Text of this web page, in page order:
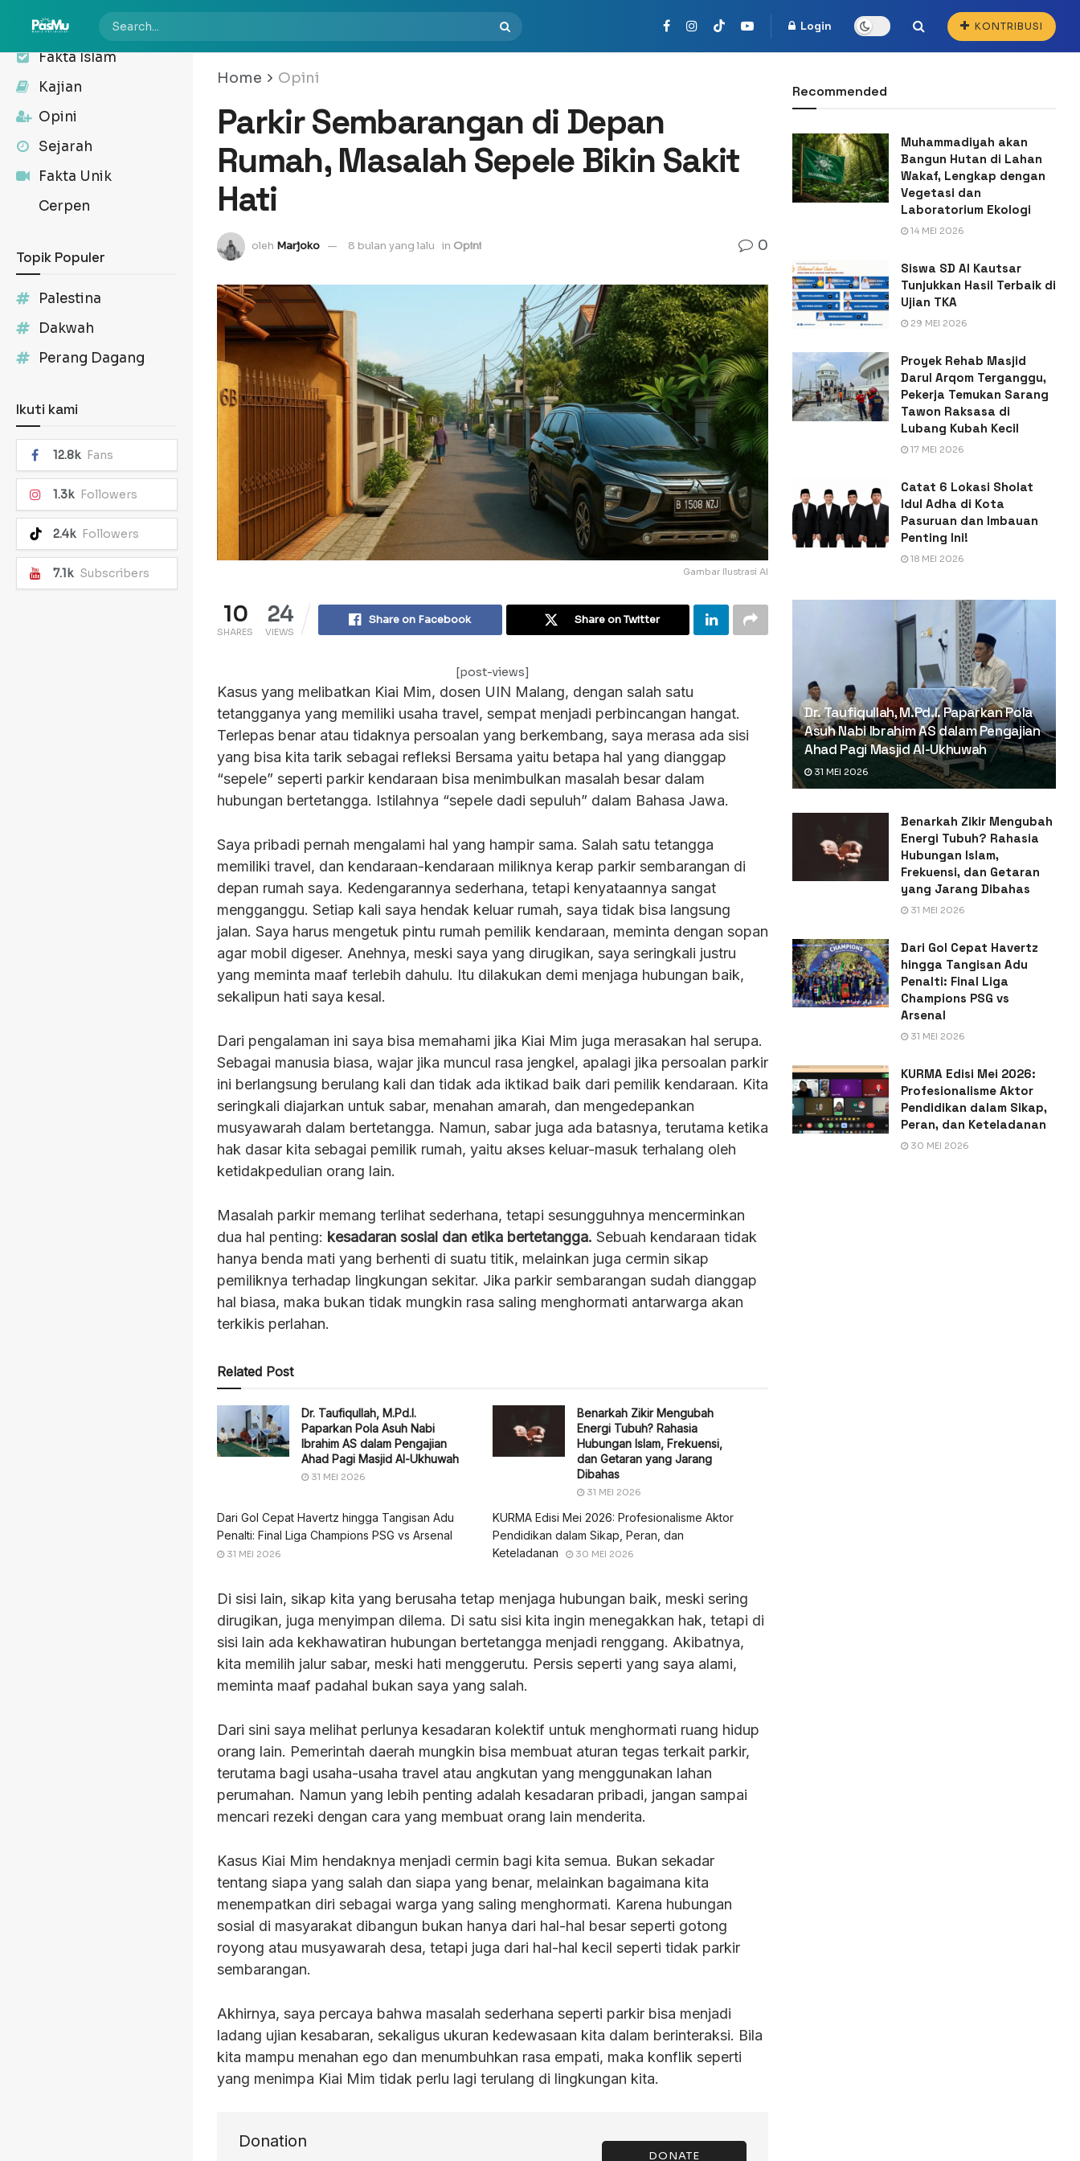
Kabar
Fakta Islam
Kajian
Opini
Sejarah
Fakta Unik
Cerpen
Topik Populer
Palestina
Dakwah
Perang Dagang
Ikuti kami
12.8k Fans
1.3k Followers
2.4k Followers
7.1k Subscribers
Login KONTRIBUSI
Home Opini
Parkir Sembarangan di Depan
Rumah, Masalah Sepele Bikin Sakit
Hati
oleh Marjoko 8 bulan yang lalu in Opini 0
Gambar Ilustrasi AI
10
SHARES
24
VIEWS
Share on Facebook Share on Twitter
[post-views]
Kasus yang melibatkan Kiai Mim, dosen UIN Malang, dengan salah satu
tetangganya yang memiliki usaha travel, sempat menjadi perbincangan hangat.
Terlepas benar atau tidaknya persoalan yang berkembang, saya merasa ada sisi
yang bisa kita tarik sebagai refleksi Bersama yaitu betapa hal yang dianggap
“sepele” seperti parkir kendaraan bisa menimbulkan masalah besar dalam
hubungan bertetangga. Istilahnya “sepele dadi sepuluh” dalam Bahasa Jawa.
Saya pribadi pernah mengalami hal yang hampir sama. Salah satu tetangga
memiliki travel, dan kendaraan-kendaraan miliknya kerap parkir sembarangan di
depan rumah saya. Kedengarannya sederhana, tetapi kenyataannya sangat
mengganggu. Setiap kali saya hendak keluar rumah, saya tidak bisa langsung
jalan. Saya harus mengetuk pintu rumah pemilik kendaraan, meminta dengan sopan
agar mobil digeser. Anehnya, meski saya yang dirugikan, saya seringkali justru
yang meminta maaf terlebih dahulu. Itu dilakukan demi menjaga hubungan baik,
sekalipun hati saya kesal.
Dari pengalaman ini saya bisa memahami jika Kiai Mim juga merasakan hal serupa.
Sebagai manusia biasa, wajar jika muncul rasa jengkel, apalagi jika persoalan parkir
ini berlangsung berulang kali dan tidak ada iktikad baik dari pemilik kendaraan. Kita
seringkali diajarkan untuk sabar, menahan amarah, dan mengedepankan
musyawarah dalam bertetangga. Namun, sabar juga ada batasnya, terutama ketika
hak dasar kita sebagai pemilik rumah, yaitu akses keluar-masuk terhalang oleh
ketidakpedulian orang lain.
Masalah parkir memang terlihat sederhana, tetapi sesungguhnya mencerminkan
dua hal penting: kesadaran sosial dan etika bertetangga. Sebuah kendaraan tidak
hanya benda mati yang berhenti di suatu titik, melainkan juga cermin sikap
pemiliknya terhadap lingkungan sekitar. Jika parkir sembarangan sudah dianggap
hal biasa, maka bukan tidak mungkin rasa saling menghormati antarwarga akan
terkikis perlahan.
Related Post
Dr. Taufiqullah, M.Pd.I.
Paparkan Pola Asuh Nabi
Ibrahim AS dalam Pengajian
Ahad Pagi Masjid Al-Ukhuwah
31 MEI 2026
Benarkah Zikir Mengubah
Energi Tubuh? Rahasia
Hubungan Islam, Frekuensi,
dan Getaran yang Jarang
Dibahas
31 MEI 2026
Dari Gol Cepat Havertz hingga Tangisan Adu
Penalti: Final Liga Champions PSG vs Arsenal
31 MEI 2026
KURMA Edisi Mei 2026: Profesionalisme Aktor
Pendidikan dalam Sikap, Peran, dan
Keteladanan
30 MEI 2026
Di sisi lain, sikap kita yang berusaha tetap menjaga hubungan baik, meski sering
dirugikan, juga menyimpan dilema. Di satu sisi kita ingin menegakkan hak, tetapi di
sisi lain ada kekhawatiran hubungan bertetangga menjadi renggang. Akibatnya,
kita memilih jalur sabar, meski hati menggerutu. Persis seperti yang saya alami,
meminta maaf padahal bukan saya yang salah.
Dari sini saya melihat perlunya kesadaran kolektif untuk menghormati ruang hidup
orang lain. Pemerintah daerah mungkin bisa membuat aturan tegas terkait parkir,
terutama bagi usaha-usaha travel atau angkutan yang menggunakan lahan
perumahan. Namun yang lebih penting adalah kesadaran pribadi, jangan sampai
mencari rezeki dengan cara yang membuat orang lain menderita.
Kasus Kiai Mim hendaknya menjadi cermin bagi kita semua. Bukan sekadar
tentang siapa yang salah dan siapa yang benar, melainkan bagaimana kita
menempatkan diri sebagai warga yang saling menghormati. Karena hubungan
sosial di masyarakat dibangun bukan hanya dari hal-hal besar seperti gotong
royong atau musyawarah desa, tetapi juga dari hal-hal kecil seperti tidak parkir
sembarangan.
Akhirnya, saya percaya bahwa masalah sederhana seperti parkir bisa menjadi
ladang ujian kesabaran, sekaligus ukuran kedewasaan kita dalam berinteraksi. Bila
kita mampu menahan ego dan menumbuhkan rasa empati, maka konflik seperti
yang menimpa Kiai Mim tidak perlu lagi terulang di lingkungan kita.
Donation
DONATE
Recommended
Muhammadiyah akan
Bangun Hutan di Lahan
Wakaf, Lengkap dengan
Vegetasi dan
Laboratorium Ekologi
14 MEI 2026
Siswa SD Al Kautsar
Tunjukkan Hasil Terbaik di
Ujian TKA
29 MEI 2026
Proyek Rehab Masjid
Darul Arqom Terganggu,
Pekerja Temukan Sarang
Tawon Raksasa di
Lubang Kubah Kecil
17 MEI 2026
Catat 6 Lokasi Sholat
Idul Adha di Kota
Pasuruan dan Imbauan
Penting Ini!
18 MEI 2026
Dr. Taufiqullah, M.Pd.I. Paparkan Pola
Asuh Nabi Ibrahim AS dalam Pengajian
Ahad Pagi Masjid Al-Ukhuwah
31 MEI 2026
Benarkah Zikir Mengubah
Energi Tubuh? Rahasia
Hubungan Islam,
Frekuensi, dan Getaran
yang Jarang Dibahas
31 MEI 2026
Dari Gol Cepat Havertz
hingga Tangisan Adu
Penalti: Final Liga
Champions PSG vs
Arsenal
31 MEI 2026
KURMA Edisi Mei 2026:
Profesionalisme Aktor
Pendidikan dalam Sikap,
Peran, dan Keteladanan
30 MEI 2026